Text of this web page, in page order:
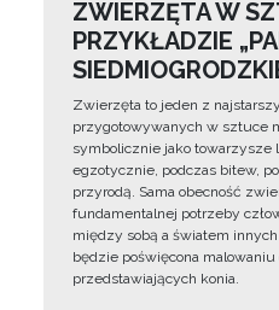
ZWIERZĘTA W
PRZYKŁADZIE
Zwierzęta to jeden z
przygotowywanych w sztuce
symbolicznie jako towarzysze
egzotycznie, podczas bitew,
przyrodą. Sama obecność
fundamentalnej potrzeby
między sobą a światem
będzie poświęcona
przedstawiających konia.